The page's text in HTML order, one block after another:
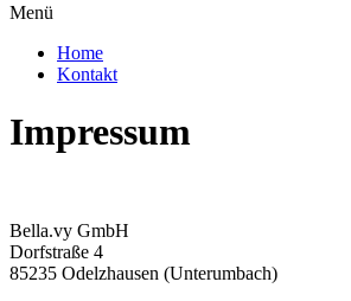
Menü
Home
Kontakt
Impressum
Bella.vy GmbH
Dorfstraße 4
85235 Odelzhausen (Unterumbach)